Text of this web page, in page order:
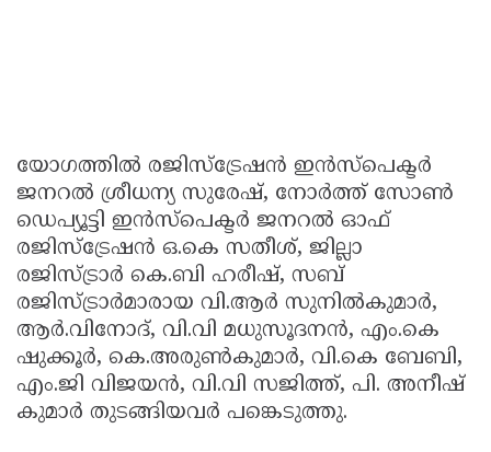
യോഗത്തില്‍ രജിസ്‌ട്രേഷന്‍ ഇന്‍സ്‌പെക്ടര്‍
ജനറല്‍ ശ്രീധന്യ സുരേഷ്, നോര്‍ത്ത് സോണ്‍
ഡെപ്യൂട്ടി ഇന്‍സ്‌പെക്ടര്‍ ജനറല്‍ ഓഫ്
രജിസ്‌ട്രേഷന്‍ ഒ.കെ സതീശ്, ജില്ലാ
രജിസ്ട്രാര്‍ കെ.ബി ഹരീഷ്, സബ്
രജിസ്ട്രാര്‍മാരായ വി.ആര്‍ സുനില്‍കുമാര്‍,
ആര്‍.വിനോദ്, വി.വി മധുസൂദനന്‍, എം.കെ
ഷുക്കൂര്‍, കെ.അരുണ്‍കുമാര്‍, വി.കെ ബേബി,
എം.ജി വിജയന്‍, വി.വി സജിത്ത്, പി. അനീഷ്
കുമാര്‍ തുടങ്ങിയവര്‍ പങ്കെടുത്തു.